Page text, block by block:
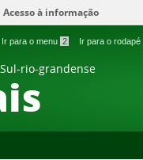
Acesso à informação
Ir para o menu 2 Ir para o rodapé
rio-grandense